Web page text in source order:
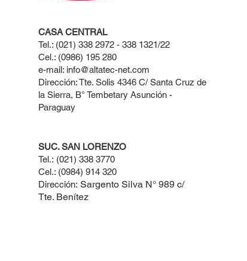
CASA CENTRAL
Tel.: (021) 338 2972 - 338 1321/22
Cel.: (0986) 195 280
e-mail: info@altatec-net.com
Dirección: Tte. Solis 4346 C/ Santa Cruz de
la Sierra, B° Tembetary Asunción -
Paraguay
SUC. SAN LORENZO
Tel.: (021) 338 3770​
Cel.: ​(0984) 914 320
Dirección: Sargento Silva N° 989 c/
Tte. Benítez